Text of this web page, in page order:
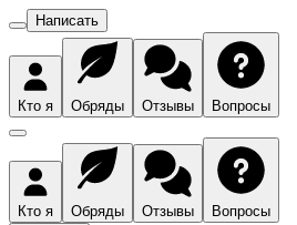
Написать
Кто я Обряды Отзывы Вопросы
Кто я Обряды Отзывы
Вопросы